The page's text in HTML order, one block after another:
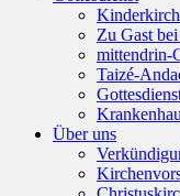
Zu Gast
mittendrin-
Taizé-
Über uns